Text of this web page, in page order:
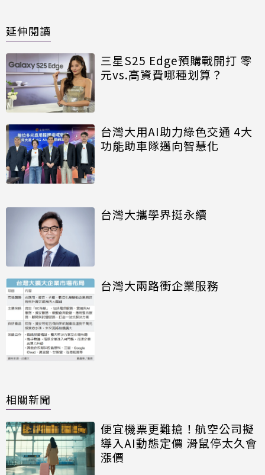
延伸閱讀
三星S25 Edge預購戰開打 零
元vs.高資費哪種划算？
台灣大用AI助力綠色交通 4大
功能助車隊邁向智慧化
台灣大攜學界挺永續
台灣大兩路衝企業服務
相關新聞
便宜機票更難搶！航空公司擬
導入AI動態定價 滑鼠停太久會
漲價